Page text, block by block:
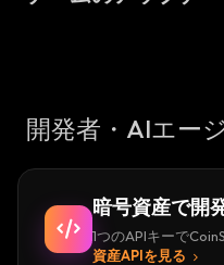
開発者・AIエー
暗号資産で開
1つのAPIキーで
資産APIを見る